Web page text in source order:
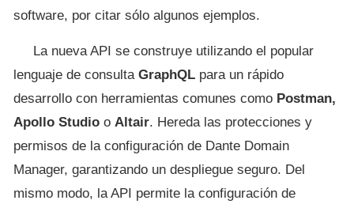
software, por citar sólo algunos ejemplos.
La nueva API se construye utilizando el popular
lenguaje de consulta GraphQL para un rápido
desarrollo con herramientas comunes como Postman,
Apollo Studio o Altair. Hereda las protecciones y
permisos de la configuración de Dante Domain
Manager, garantizando un despliegue seguro. Del
mismo modo, la API permite la configuración de